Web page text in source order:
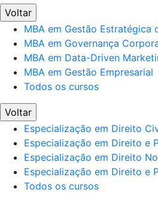
Voltar
MBA em Gestão Estratégica
MBA em Governança
MBA em Data-Driven
MBA em Gestão Empresarial
Todos os cursos
Voltar
Especialização em Direito
Especialização em Direito e
Especialização em Direito
Especialização em Direito e
Todos os cursos